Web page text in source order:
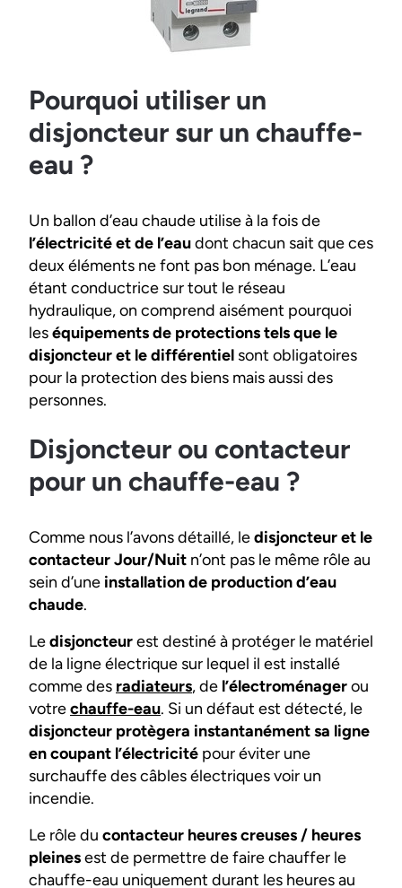
Pourquoi utiliser un
disjoncteur sur un chauffe-
eau ?
Un ballon d’eau chaude utilise à la fois de
l’électricité et de l’eaudont chacun sait que ces
deux éléments ne font pas bon ménage. L’eau
étant conductrice sur tout le réseau
hydraulique, on comprend aisément pourquoi
leséquipements de protections tels que le
disjoncteur et le différentiel sont obligatoires
pour la protection des biens mais aussi des
personnes.
Disjoncteur ou contacteur
pour un chauffe-eau ?
Comme nous l’avons détaillé, ledisjoncteur et le
contacteur Jour/Nuit n’ont pas le même rôle au
sein d’une installation de production d’eau
chaude.
Ledisjoncteurest destiné à protéger le matériel
de la ligne électrique sur lequel il est installé
comme des radiateurs, de l’électroménagerou
votrechauffe-eau. Si un défaut est détecté, le
disjoncteur protègera instantanément sa ligne
en coupant l’électricité pour éviter une
surchauffe des câbles électriques voir un
incendie.
Le rôle du contacteur heures creuses / heures
pleinesest de permettre de faire chauffer le
chauffe-eau uniquement durant les heures au